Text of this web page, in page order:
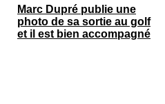
Marc Dupré publie une
photo de sa sortie au golf
et il est bien accompagné